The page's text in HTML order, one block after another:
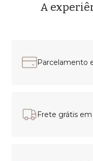
A
Parcelamento
Frete grátis